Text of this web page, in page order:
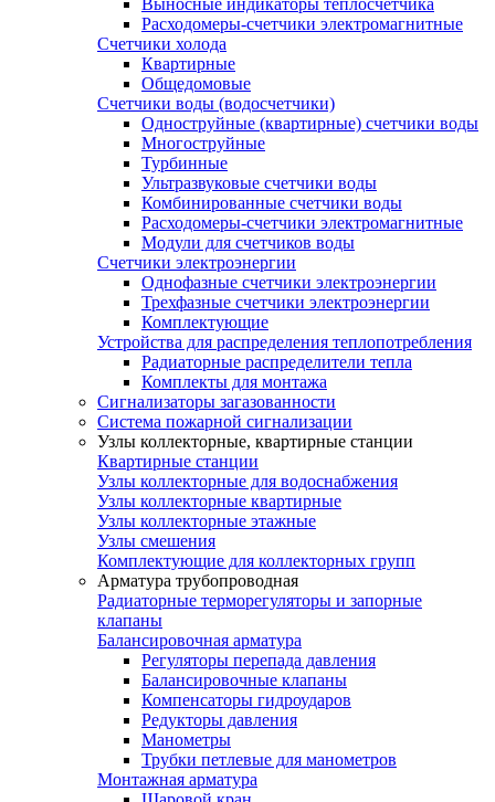
Выносные индикаторы теплосчетчика
Расходомеры-счетчики электромагнитные
Счетчики холода
Квартирные
Общедомовые
Счетчики воды (водосчетчики)
Одноструйные (квартирные) счетчики воды
Многоструйные
Турбинные
Ультразвуковые счетчики воды
Комбинированные счетчики воды
Расходомеры-счетчики электромагнитные
Модули для счетчиков воды
Счетчики электроэнергии
Однофазные счетчики электроэнергии
Трехфазные счетчики электроэнергии
Комплектующие
Устройства для распределения теплопотребления
Радиаторные распределители тепла
Комплекты для монтажа
Сигнализаторы загазованности
Система пожарной сигнализации
Узлы коллекторные, квартирные станции
Квартирные станции
Узлы коллекторные для водоснабжения
Узлы коллекторные квартирные
Узлы коллекторные этажные
Узлы смешения
Комплектующие для коллекторных групп
Арматура трубопроводная
Радиаторные терморегуляторы и запорные
клапаны
Балансировочная арматура
Регуляторы перепада давления
Балансировочные клапаны
Компенсаторы гидроударов
Редукторы давления
Манометры
Трубки петлевые для манометров
Монтажная арматура